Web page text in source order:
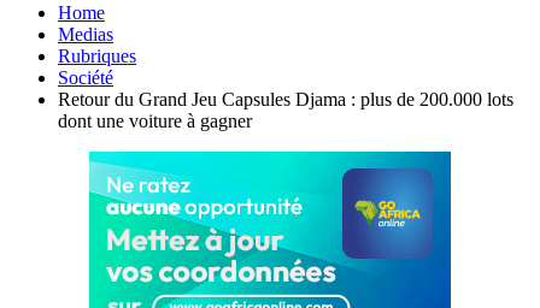
Home
Medias
Rubriques
Société
Retour du Grand Jeu Capsules Djama : plus de 200.000 lots
dont une voiture à gagner